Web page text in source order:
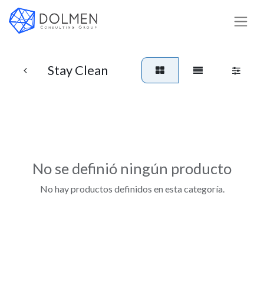
Stay Clean
No se definió ningún producto
No hay productos definidos en esta categoría.